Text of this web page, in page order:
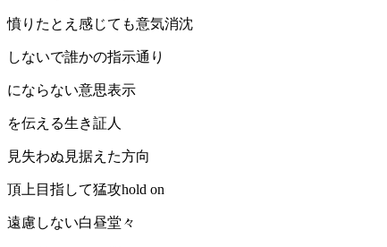
憤りたとえ感じても意気消沈
しないで誰かの指示通り
にならない意思表示
を伝える生き証人
見失わぬ見据えた方向
頂上目指して猛攻hold on
遠慮しない白昼堂々